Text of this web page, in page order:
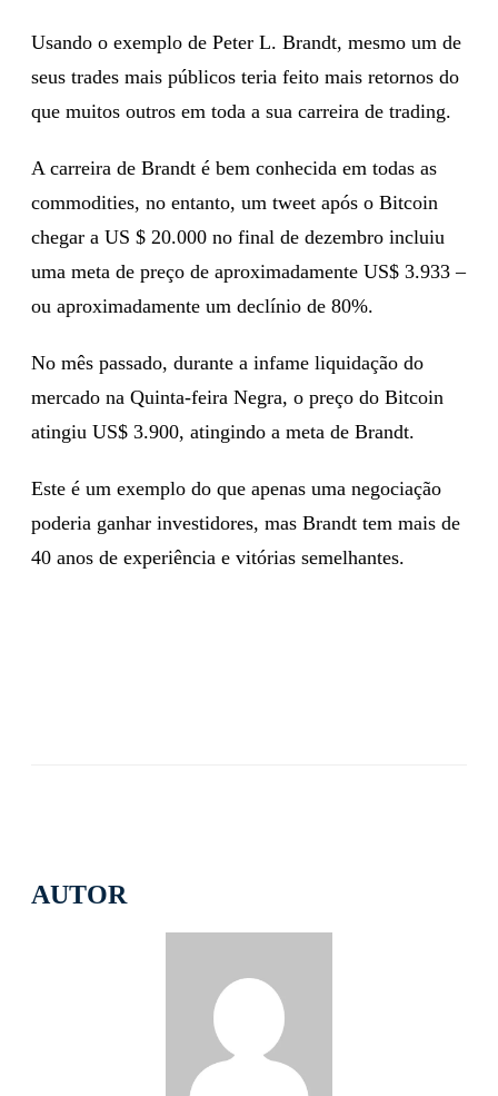
AUTOR
Usando o exemplo de Peter L. Brandt, mesmo um de
seus trades mais públicos teria feito mais retornos do
que muitos outros em toda a sua carreira de trading.
A carreira de Brandt é bem conhecida em todas as
commodities, no entanto, um tweet após o Bitcoin
chegar a US $ 20.000 no final de dezembro incluiu
uma meta de preço de aproximadamente US$ 3.933 –
ou aproximadamente um declínio de 80%.
No mês passado, durante a infame liquidação do
mercado na Quinta-feira Negra, o preço do Bitcoin
atingiu US$ 3.900, atingindo a meta de Brandt.
Este é um exemplo do que apenas uma negociação
poderia ganhar investidores, mas Brandt tem mais de
40 anos de experiência e vitórias semelhantes.